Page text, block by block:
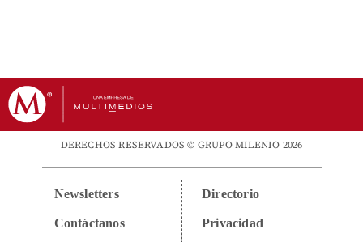
DERECHOS RESERVADOS © GRUPO MILENIO 2026
Newsletters
Contáctanos
Directorio
Privacidad